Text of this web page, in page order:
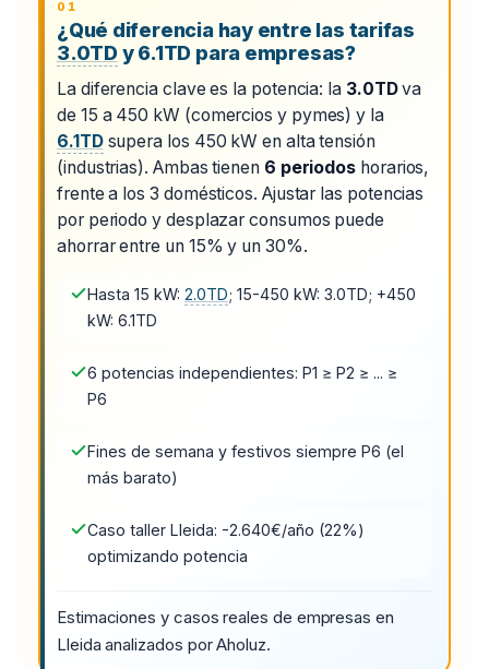
¿Qué diferencia hay entre las tarifas
3.0TDy 6.1TD para empresas?
La diferencia clave es la potencia: la 3.0TDva
de 15 a 450 kW (comercios y pymes) y la
6.1TDsupera los 450 kW en alta tensión
(industrias). Ambas tienen 6 periodos horarios,
frente a los 3 domésticos. Ajustar las potencias
por periodo y desplazar consumos puede
ahorrar entre un 15% y un 30%.
Hasta 15 kW: 2.0TD; 15-450 kW: 3.0TD; +450
kW: 6.1TD
6 potencias independientes: P1 ≥ P2 ≥ ... ≥
P6
Fines de semana y festivos siempre P6 (el
más barato)
Caso taller Lleida: -2.640€/año (22%)
optimizando potencia
Estimaciones y casos reales de empresas en
Lleida analizados por Aholuz.